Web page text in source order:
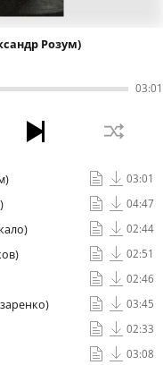
Розум)
03:01
03:01
04:47
02:44
02:51
02:46
03:45
02:33
03:08